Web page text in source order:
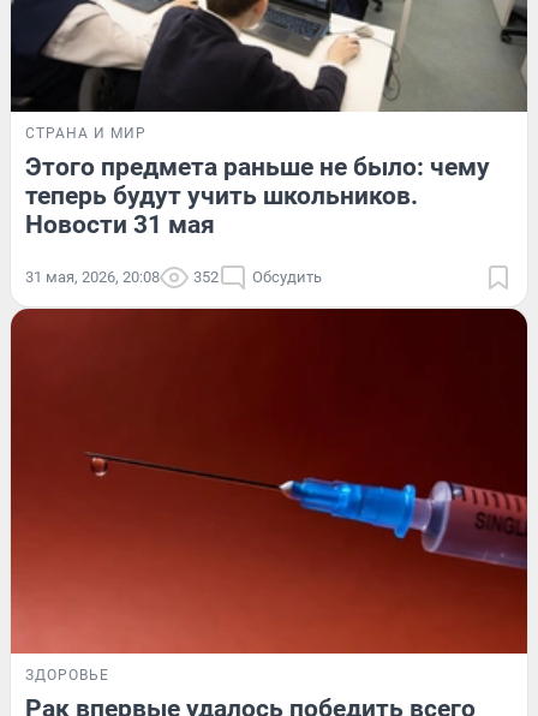
СТРАНА И МИР
Этого предмета раньше не было: чему
теперь будут учить школьников.
Новости 31 мая
31 мая, 2026, 20:08 352 Обсудить
ЗДОРОВЬЕ
Рак впервые удалось победить всего